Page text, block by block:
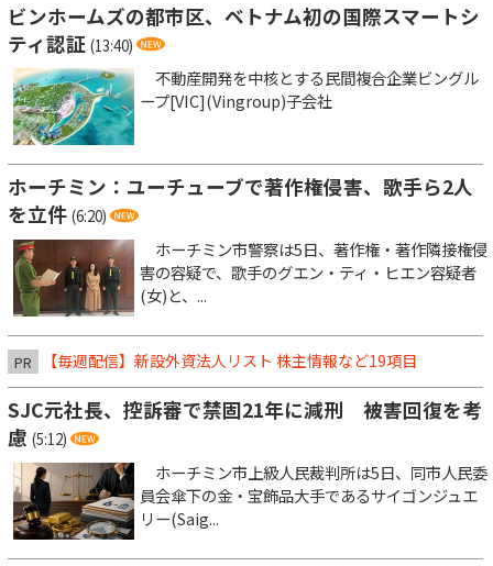
ビンホームズの都市区、ベトナム初の国際スマートシ
ティ認証 (13:40)
不動産開発を中核とする民間複合企業ビングル
ープ[VIC](Vingroup)子会社
ホーチミン：ユーチューブで著作権侵害、歌手ら2人
を立件 (6:20)
ホーチミン市警察は5日、著作権・著作隣接権侵
害の容疑で、歌手のグエン・ティ・ヒエン容疑者
(女)と、...
PR 【毎週配信】新設外資法人リスト 株主情報など19項目
SJC元社長、控訴審で禁固21年に減刑 被害回復を考
慮 (5:12)
ホーチミン市上級人民裁判所は5日、同市人民委
員会傘下の金・宝飾品大手であるサイゴンジュエ
リー(Saig...